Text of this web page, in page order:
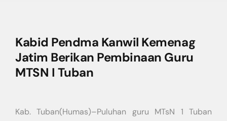
Kabid Pendma Kanwil Kemenag
Jatim Berikan Pembinaan Guru
MTSN I Tuban
Kab. Tuban(Humas)–Puluhan guru MTsN 1 Tuban